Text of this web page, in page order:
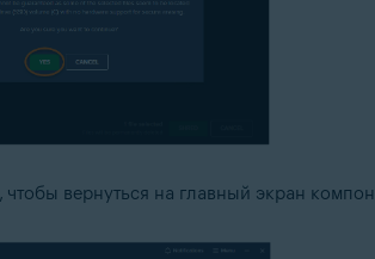
, чтобы вернуться на главный экран